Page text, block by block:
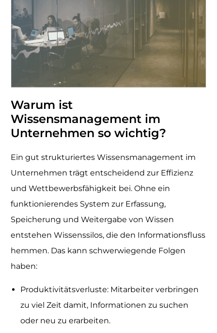
Warum ist
Wissensmanagement im
Unternehmen so wichtig?
Ein gut strukturiertes Wissensmanagement im
Unternehmen trägt entscheidend zur Effizienz
und Wettbewerbsfähigkeit bei. Ohne ein
funktionierendes System zur Erfassung,
Speicherung und Weitergabe von Wissen
entstehen Wissenssilos, die den Informationsfluss
hemmen. Das kann schwerwiegende Folgen
haben:
Produktivitätsverluste: Mitarbeiter verbringen
zu viel Zeit damit, Informationen zu suchen
oder neu zu erarbeiten.